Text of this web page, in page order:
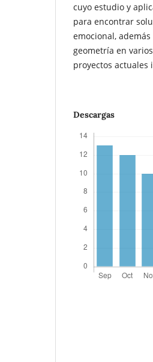
cuyo estudio y
para encontrar
emocional,
geometría en
proyectos actuales
Descargas